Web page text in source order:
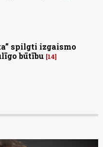
spilgti izgaismo
būtību 14